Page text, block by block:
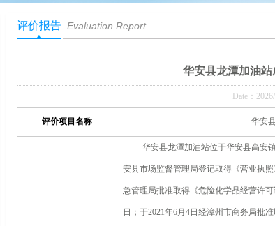
评价报告 Evaluation Report
华安县龙潭加油
Date：
评价项目名称 华安
华安县龙潭加油站位于华安县高安
安县市场监督管理局登记取得《营业执照
急管理局批准取得《危险化学品经营许
日；于2021年6月4日经漳州市商务局批